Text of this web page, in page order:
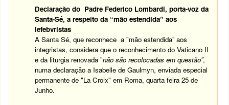
Declaração do Padre Federico Lombardi, porta-voz da
Santa-Sé, a respeito da “mão estendida” aos
lefebvristas
A Santa Sé, que reconhece a "mão estendida” aos
integristas, considera que o reconhecimento do Vaticano II
e da liturgia renovada "não são recolocadas em questão”,
numa declaração a Isabelle de Gaulmyn, enviada especial
permanente de "La Croix" em Roma, quarta feira 25 de
Junho.